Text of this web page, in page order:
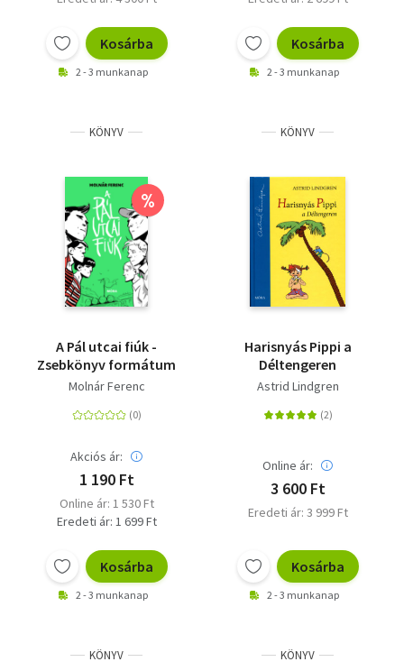
Kosárba
2 - 3 munkanap
Kosárba
2 - 3 munkanap
KÖNYV
%
A Pál utcai fiúk -
Zsebkönyv formátum
Molnár Ferenc
Akciós ár:
1 190 Ft
Online ár: 1 530 Ft
Eredeti ár: 1 699 Ft
Kosárba
2 - 3 munkanap
KÖNYV
Harisnyás Pippi a
Déltengeren
Astrid Lindgren
Online ár:
3 600 Ft
Eredeti ár: 3 999 Ft
Kosárba
2 - 3 munkanap
KÖNYV KÖNYV